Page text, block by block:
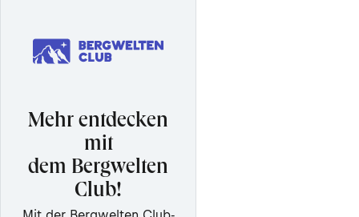
Mehr entdecken
mit
dem Bergwelten
Club!